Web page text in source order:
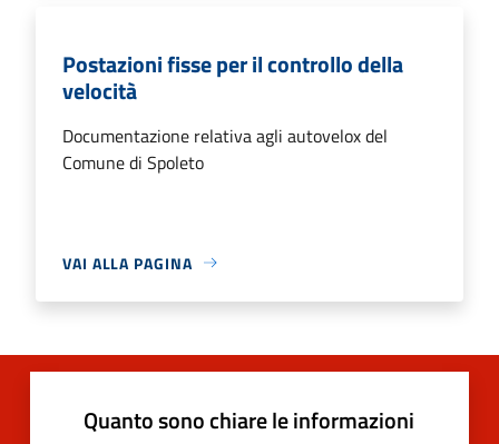
Postazioni fisse per il controllo della
velocità
Documentazione relativa agli autovelox del
Comune di Spoleto
VAI ALLA PAGINA
Quanto sono chiare le informazioni